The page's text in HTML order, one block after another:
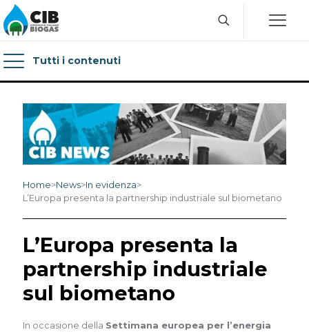
Tutti i contenuti
Home>News>In evidenza>
L’Europa presenta la partnership industriale sul biometano
L’Europa presenta la
partnership industriale
sul biometano
In occasione della Settimana europea per l’energia